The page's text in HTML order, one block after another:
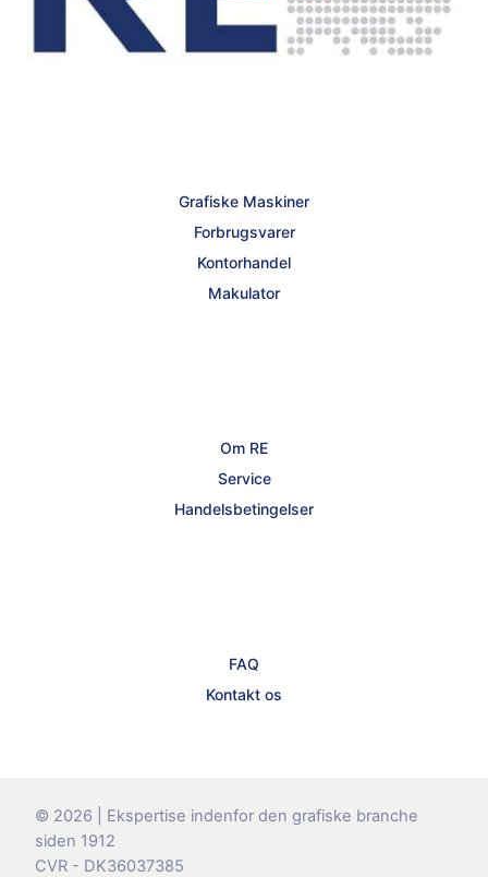
Grafiske Maskiner
Forbrugsvarer
Kontorhandel
Makulator
Om RE
Service
Handelsbetingelser
FAQ
Kontakt os
© 2026 | Ekspertise indenfor den grafiske branche
siden 1912
CVR - DK36037385